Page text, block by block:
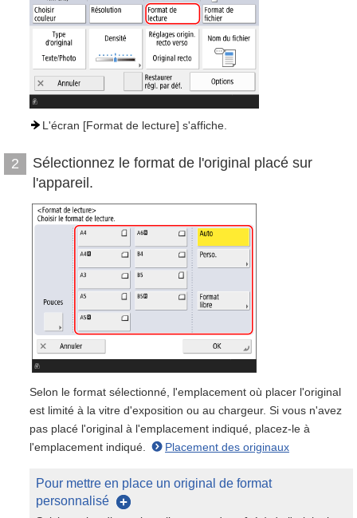
L'écran [Format de lecture] s'affiche.
2
Sélectionnez le format de l'original placé sur
l'appareil.
Selon le format sélectionné, l'emplacement où placer l'original
est limité à la vitre d'exposition ou au chargeur. Si vous n'avez
pas placé l'original à l'emplacement indiqué, placez-le à
l'emplacement indiqué.
Placement des originaux
Pour mettre en place un original de format
personnalisé